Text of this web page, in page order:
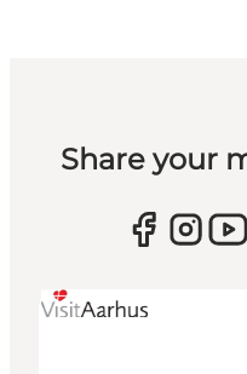
Share your